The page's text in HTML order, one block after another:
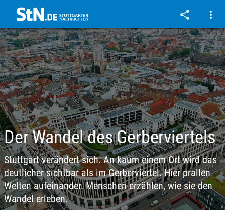
Der Wandel des Gerberviertels
Stuttgart verändert sich. An kaum einem Ort wird das
deutlicher sichtbar als im Gerberviertel. Hier prallen
Welten aufeinander. Menschen erzählen, wie sie den
Wandel erleben.